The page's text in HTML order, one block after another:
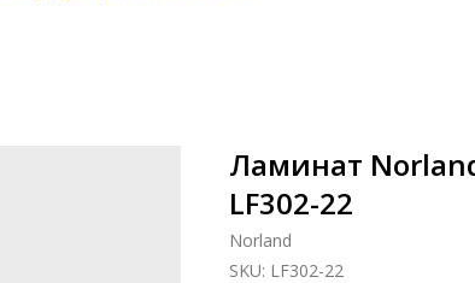
Ламинат
LF302-22
Norland
SKU: LF302-22